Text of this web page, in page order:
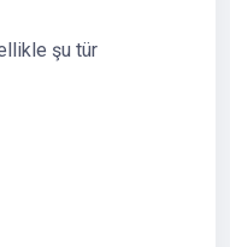
şu tür